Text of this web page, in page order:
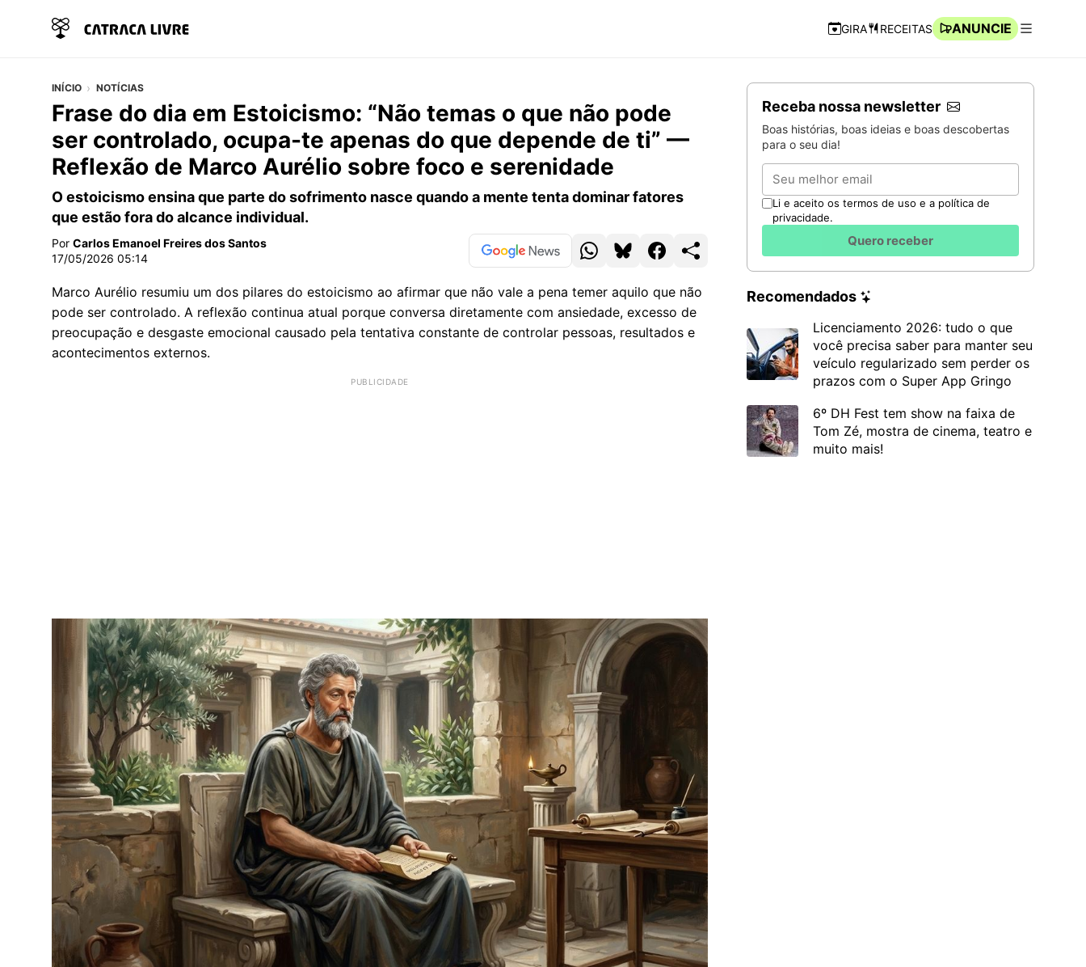
Navegação Rápida
GIRA RECEITAS
ANUNCIE
INÍCIO NOTÍCIAS
Frase do dia em Estoicismo: “Não temas o que não pode
ser controlado, ocupa-te apenas do que depende de ti” —
Reflexão de Marco Aurélio sobre foco e serenidade
O estoicismo ensina que parte do sofrimento nasce quando a mente tenta dominar fatores
que estão fora do alcance individual.
Por Carlos Emanoel Freires dos Santos
17/05/2026 05:14
Marco Aurélio resumiu um dos pilares do estoicismo ao afirmar que não vale a pena temer aquilo que não
pode ser controlado. A reflexão continua atual porque conversa diretamente com ansiedade, excesso de
preocupação e desgaste emocional causado pela tentativa constante de controlar pessoas, resultados e
acontecimentos externos.
Receba nossa newsletter
Boas histórias, boas ideias e boas descobertas
para o seu dia!
Email
Li e aceito os termos de uso e a política de
privacidade.
Quero receber
Recomendados
Licenciamento 2026: tudo o que
você precisa saber para manter seu
veículo regularizado sem perder os
prazos com o Super App Gringo
6º DH Fest tem show na faixa de
Tom Zé, mostra de cinema, teatro e
muito mais!